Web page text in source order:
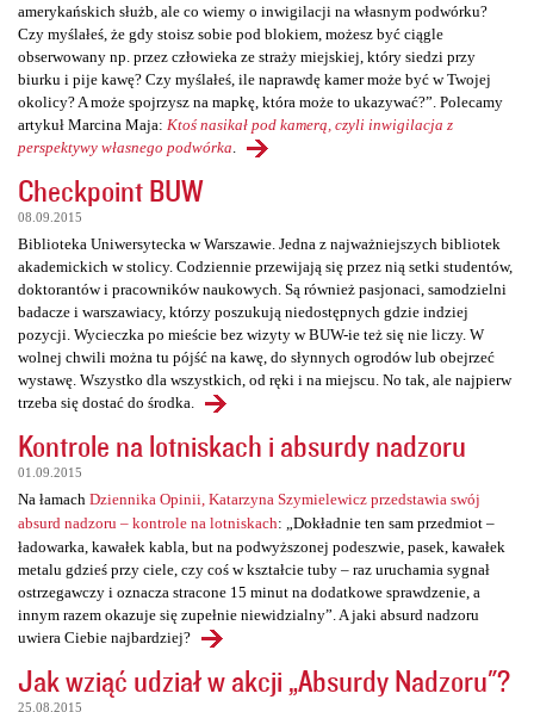
amerykańskich służb, ale co wiemy o inwigilacji na własnym podwórku?
Czy myślałeś, że gdy stoisz sobie pod blokiem, możesz być ciągle
obserwowany np. przez człowieka ze straży miejskiej, który siedzi przy
biurku i pije kawę? Czy myślałeś, ile naprawdę kamer może być w Twojej
okolicy? A może spojrzysz na mapkę, która może to ukazywać?”. Polecamy
artykuł Marcina Maja: Ktoś nasikał pod kamerą, czyli inwigilacja z
perspektywy własnego podwórka
Checkpoint BUW
08.09.2015
Biblioteka Uniwersytecka w Warszawie. Jedna z najważniejszych bibliotek
akademickich w stolicy. Codziennie przewijają się przez nią setki studentów,
doktorantów i pracowników naukowych. Są również pasjonaci, samodzielni
badacze i warszawiacy, którzy poszukują niedostępnych gdzie indziej
pozycji. Wycieczka po mieście bez wizyty w BUW-ie też się nie liczy. W
wolnej chwili można tu pójść na kawę, do słynnych ogrodów lub obejrzeć
wystawę. Wszystko dla wszystkich, od ręki i na miejscu. No tak, ale najpierw
trzeba się dostać do środka.
Kontrole na lotniskach i absurdy nadzoru
01.09.2015
Na łamach Dziennika Opinii, Katarzyna Szymielewicz przedstawia swój
absurd nadzoru – kontrole na lotniskach: „Dokładnie ten sam przedmiot –
ładowarka, kawałek kabla, but na podwyższonej podeszwie, pasek, kawałek
metalu gdzieś przy ciele, czy coś w kształcie tuby – raz uruchamia sygnał
ostrzegawczy i oznacza stracone 15 minut na dodatkowe sprawdzenie, a
innym razem okazuje się zupełnie niewidzialny”. A jaki absurd nadzoru
uwiera Ciebie najbardziej?
Jak wziąć udział w akcji „Absurdy Nadzoru"?
25.08.2015